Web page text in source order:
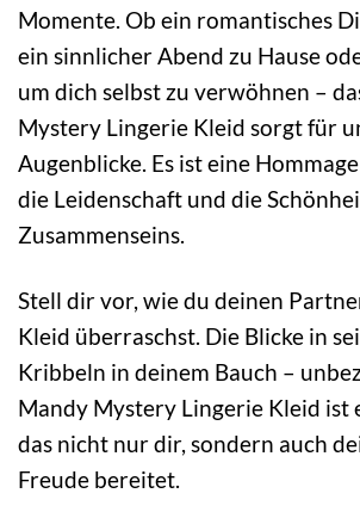
Momente. Ob ein romantisches
ein sinnlicher Abend zu Hause
um dich selbst zu verwöhnen –
Mystery Lingerie Kleid sorgt für
Augenblicke. Es ist eine
die Leidenschaft und die
Zusammenseins.
Stell dir vor, wie du deinen
Kleid überraschst. Die Blicke in
Kribbeln in deinem Bauch –
Mandy Mystery Lingerie Kleid ist
das nicht nur dir, sondern auch
Freude bereitet.